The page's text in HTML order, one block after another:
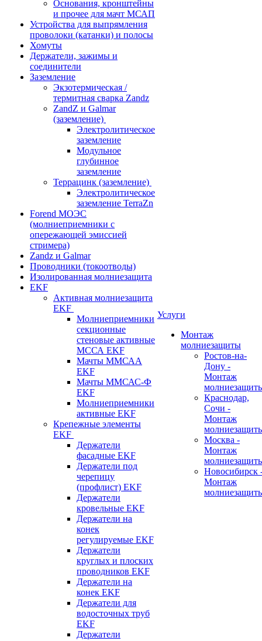
Основания, кронштейны
и прочее для мачт МСАП
Устройства для выпрямления
проволоки (катанки) и полосы
Хомуты
Держатели, зажимы и
соединители
Заземление
Экзотермическая /
термитная сварка Zandz
ZandZ и Galmar
(заземление)
Электролитическое
заземление
Модульное
глубинное
заземление
Террацинк (заземление)
Электролитическое
заземление TerraZn
Forend МОЭС
(молниеприемники с
опережающей эмиссией
стримера)
Zandz и Galmar
Проводники (токоотводы)
Изолированная молниезащита
EKF
Активная молниезащита
EKF
Молниеприемники
секционные
стеновые активные
МССА EKF
Мачты ММСАА
EKF
Мачты ММСАС-Ф
EKF
Молниеприемники
активные EKF
Крепежные элементы
EKF
Держатели
фасадные EKF
Держатели под
черепицу
(профлист) EKF
Держатели
кровельные EKF
Держатели на
конек
регулируемые EKF
Держатели
круглых и плоских
проводников EKF
Держатели на
конек EKF
Держатели для
водосточных труб
EKF
Держатели
Услуги
Монтаж
молниезащиты
Ростов-на-
Дону -
Монтаж
Краснодар,
Сочи -
Монтаж
Москва -
Монтаж
Новосибирск
Монтаж